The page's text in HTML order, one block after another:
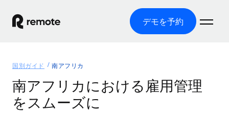
デモを予約
グローバル雇用
ソリューション
国別ガイド 南アフリカ
南アフリカにおける雇用管理
をスムーズに